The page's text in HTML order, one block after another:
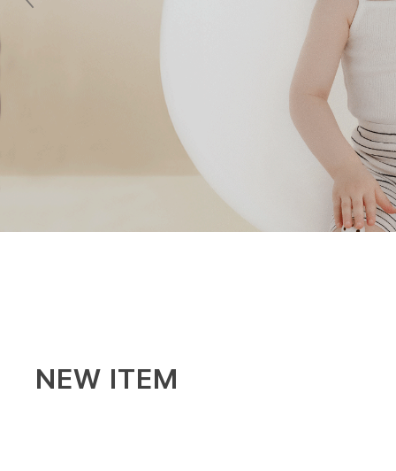
NEW ITEM